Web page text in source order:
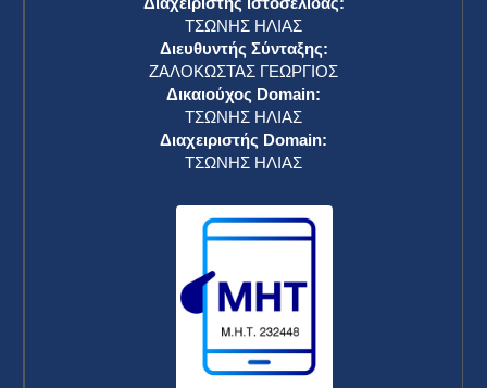
Κάμαλα Χάρις: Καταλογίζει έλλειψη
διαφάνειας στον Ντόναλντ Τραμπ επειδή δεν
δημοσιοποιεί τον ιατρικό του φάκελο
13 Οκτωβρίου 2024
Επιτυχημένο το χειρουργείο του Καρβαχάλ